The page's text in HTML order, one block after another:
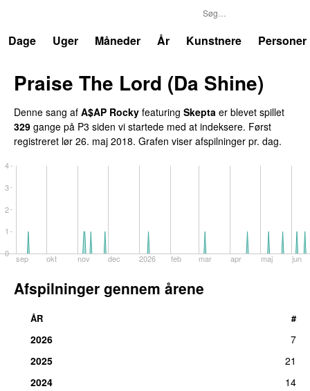
Dage
Uger Måneder År Kunstnere Personer
Praise The Lord (Da Shine)
Denne sang af A$AP Rocky featuring Skepta er blevet spillet
329 gange på P3 siden vi startede med at indeksere. Først
registreret lør 26. maj 2018. Grafen viser afspilninger pr. dag.
sep okt nov dec 2026 feb mar apr maj jun
0
1
2
3
4
Afspilninger gennem årene
ÅR #
2026
7
2025
21
2024
14